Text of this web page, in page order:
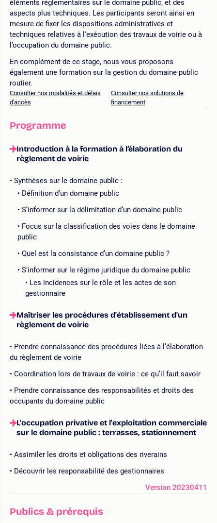
éléments réglementaires sur le domaine public, et des
aspects plus techniques. Les participants seront ainsi en
mesure de fixer les dispositions administratives et
techniques relatives à l'exécution des travaux de voirie ou à
l’occupation du domaine public.
En complément de ce stage, nous vous proposons
également une formation sur la gestion du domaine public
routier.
Consulter nos modalités et délais
d'accès
Consulter nos solutions de
financement
Programme
Introduction à la formation à l’élaboration du
règlement de voirie
Synthèses sur le domaine public :
Définition d’un domaine public
S’informer sur la délimitation d’un domaine public
Focus sur la classification des voies dans le domaine
public
Quel est la consistance d’un domaine public ?
S’informer sur le régime juridique du domaine public
Les incidences sur le rôle et les actes de son
gestionnaire
Maîtriser les procédures d'établissement d'un
règlement de voirie
Prendre connaissance des procédures liées à l’élaboration
du règlement de voirie
Coordination lors de travaux de voirie : ce qu’il faut savoir
Prendre connaissance des responsabilités et droits des
occupants du domaine public
L'occupation privative et l'exploitation commerciale
sur le domaine public : terrasses, stationnement
Assimiler les droits et obligations des riverains
Découvrir les responsabilité des gestionnaires
Version 20230411
Publics & prérequis